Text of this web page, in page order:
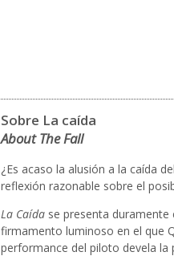
Sobre La caída
About The Fall
¿Es acaso la alusión a la caída
reflexión razonable sobre el
La Caída se presenta
firmamento luminoso en el que
performance del piloto devela la